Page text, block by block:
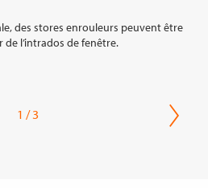
1 / 3
des stores enrouleurs peuvent être
l’intrados de fenêtre.